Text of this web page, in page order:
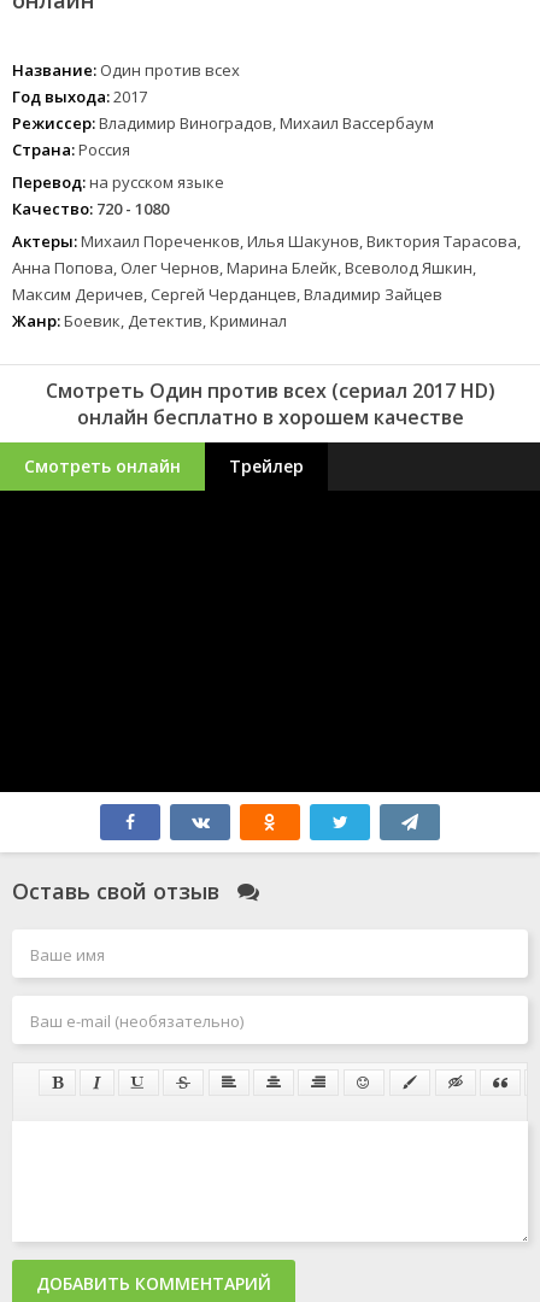
Название: Один против всех
Год выхода:2017
Режиссер:Владимир Виноградов, Михаил Вассербаум
Страна:Россия
Перевод:на русском языке
Качество: 720 - 1080
Актеры:Михаил Пореченков, Илья Шакунов, Виктория Тарасова,
Анна Попова, Олег Чернов, Марина Блейк, Всеволод Яшкин,
Максим Деричев, Сергей Черданцев, Владимир Зайцев
Жанр:Боевик, Детектив, Криминал
Смотреть Один против всех (сериал 2017 HD)
онлайн бесплатно в хорошем качестве
Смотреть онлайн Трейлер
Оставь свой отзыв
ДОБАВИТЬ КОММЕНТАРИЙ